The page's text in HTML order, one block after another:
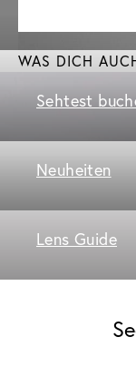
WAS DICH
Sehtest
Neuheiten
Lens Guide